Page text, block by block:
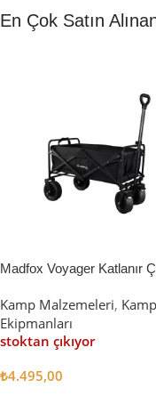
En Çok Satın
Madfox Voyager Katlanır
[Vagon] BLACK
Kamp Malzemeleri, Kamp
Ekipmanları
stoktan çıkıyor
₺4.495,00